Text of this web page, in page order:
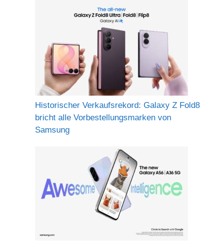
Historischer Verkaufsrekord: Galaxy Z Fold8
bricht alle Vorbestellungsmarken von
Samsung